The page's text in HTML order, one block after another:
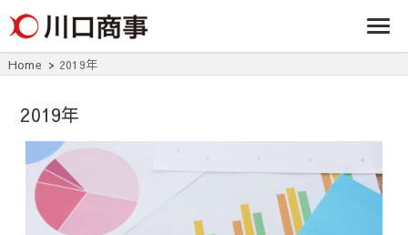
事株式
会社
アパート・マンシ
ョン・マンショ
ン・店舗・事務所
は川口商事株式会
Home 2019年
2019年